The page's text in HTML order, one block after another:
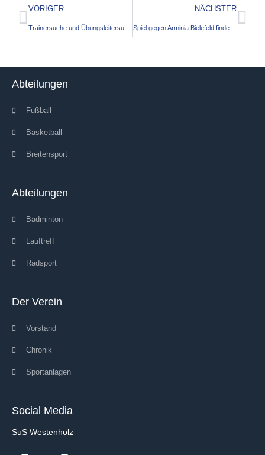
VORIGER NÄCHSTER
Spiel gegen Arminia Bielefeld findet in Verl statt​
Abteilungen
Fußball
Basketball
Breitensport
Abteilungen
Badminton
Lauftreff
Radsport
Der Verein
Vorstand
Chronik
Sportanlagen
Social Media
SuS Westenholz